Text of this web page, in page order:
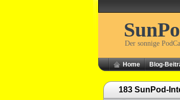
Der sonnige
Home Blog-
183 SunPod-